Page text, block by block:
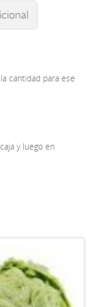
cantidad para ese
y luego en